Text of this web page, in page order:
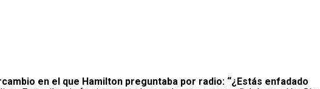
en el que Hamilton preguntaba por radio: “¿Estás enfadado